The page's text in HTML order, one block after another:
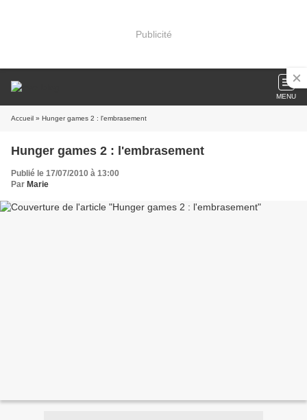
Publicité
MENU
Accueil » Hunger games 2 : l'embrasement
Hunger games 2 : l'embrasement
Publié le 17/07/2010 à 13:00
Par Marie